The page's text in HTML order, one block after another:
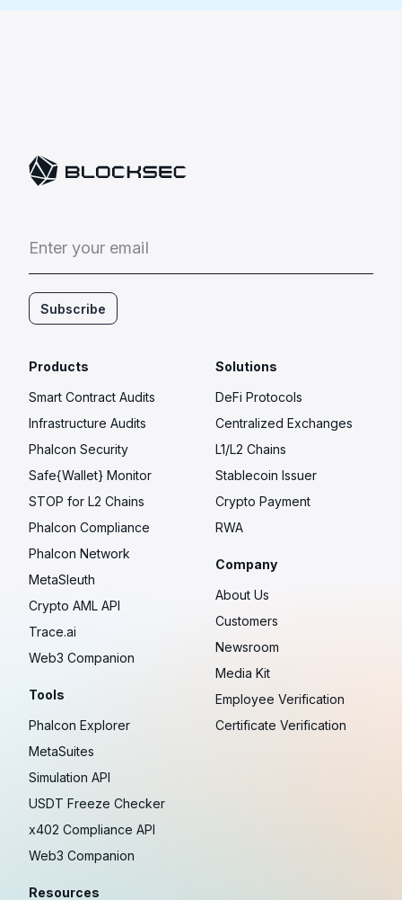
Enter your email
Subscribe
Products
Smart Contract Audits
Infrastructure Audits
Phalcon Security
Safe{Wallet} Monitor
STOP for L2 Chains
Phalcon Compliance
Phalcon Network
MetaSleuth
Crypto AML API
Trace.ai
Web3 Companion
Tools
Phalcon Explorer
MetaSuites
Simulation API
USDT Freeze Checker
x402 Compliance API
Web3 Companion
Resources
Solutions
DeFi Protocols
Centralized Exchanges
L1/L2 Chains
Stablecoin Issuer
Crypto Payment
RWA
Company
About Us
Customers
Newsroom
Media Kit
Employee Verification
Certificate Verification